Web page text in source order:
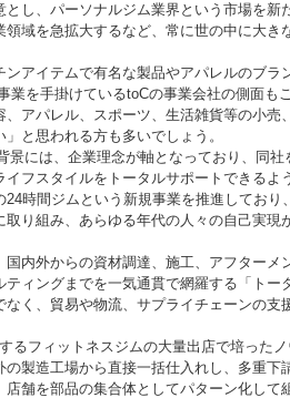
とし、パーソナルジム業界という市場を新
領域を急拡大するなど、常に世の中に大き
ンアイテムで有名な製品やアパレルのブラ
業を手掛けているtoCの事業会社の側面も
、アパレル、スポーツ、生活雑貨等の小売
」と思われる方も多いでしょう。
景には、企業理念が軸となっており、同
フスタイルをトータルサポートできるよ
24時間ジムという新規事業を推進してお
り組み、あらゆる年代の人々の自己実現
国内外からの資材調達、施工、アフターメ
ティングまでを一気通貫で網羅する「トー
なく、貿易や物流、サプライチェーンの支
るフィットネスジムの大量出店で培った
の製造工場から直接一括仕入れし、多重下
店舗を部品の集合体としてパターン化して